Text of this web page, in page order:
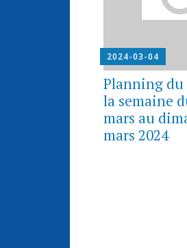
2024-03-04
Planning
la semaine
mars au
mars 2024